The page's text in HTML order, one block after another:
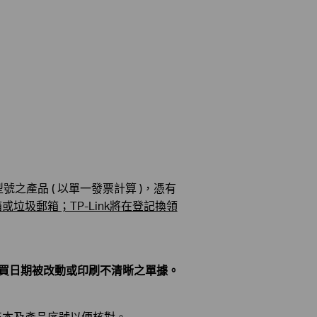
之產品 ( 以單一發票計算 )，憑有
垃圾郵箱；TP-Link將在登記換領
日期被改動或印刷不清晰之單據。